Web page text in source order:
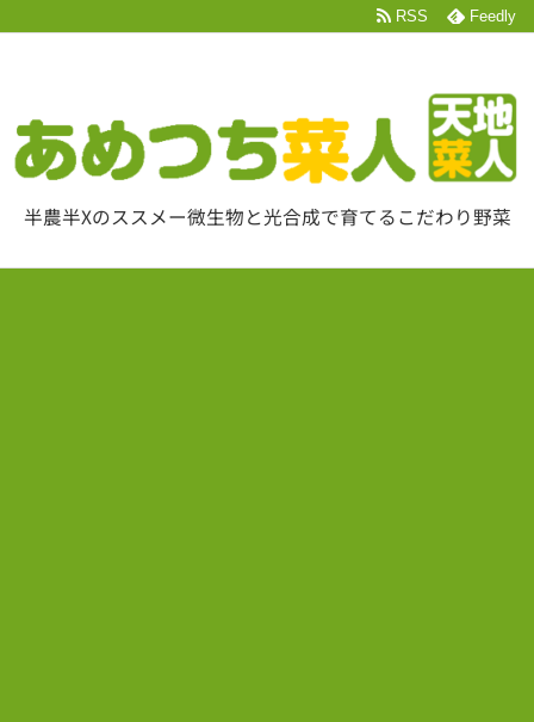
半農半Xのススメー微生物と光合成で育てるこだわり野菜
RSS Feedly